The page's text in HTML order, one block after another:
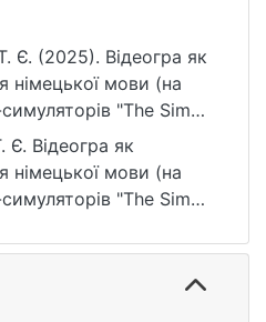
Є. (2025). Відеогра як
німецької мови (на
симуляторів "The Sims"
робота,
університет імені
handle/15071834/1406
Відеогра як
німецької мови (на
симуляторів "The Sims"
/ наук. кер. А. Л.
с. URL:
handle/15071834/1406